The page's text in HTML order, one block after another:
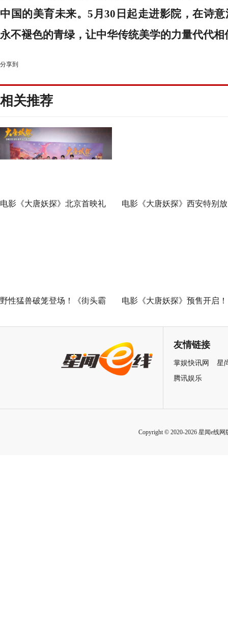
中国的美育未来。 5月30日起走进影院，在诗
永不褪色的青绿，让中华传统美学的力量代代相
分享到
相关推荐
电影《大唐妖探》北京首映礼 电影《大唐妖探》西安特别放
野性猛兽破笼登场！《街头霸 电影《大唐妖探》预售开启！
邀你共赴探案之旅友情链接
掌娱快讯网
星
腾讯娱乐
Copyright © 2020-2026 星闻e线